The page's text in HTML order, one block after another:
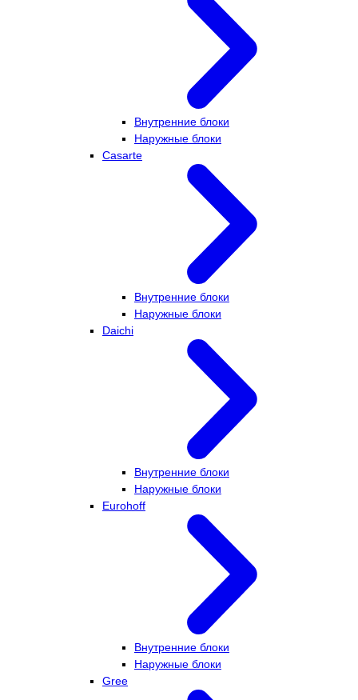
Внутренние блоки
Наружные блоки
Casarte
Внутренние блоки
Наружные блоки
Daichi
Внутренние блоки
Наружные блоки
Eurohoff
Внутренние блоки
Наружные блоки
Gree